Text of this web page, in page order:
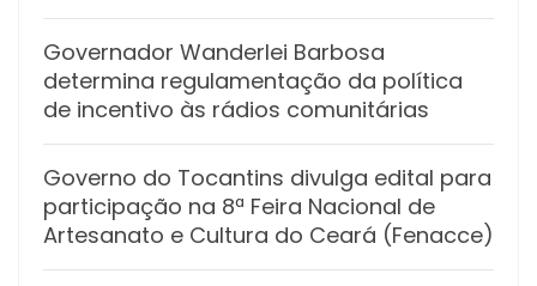
Governador Wanderlei Barbosa
determina regulamentação da política
de incentivo às rádios comunitárias
Governo do Tocantins divulga edital para
participação na 8ª Feira Nacional de
Artesanato e Cultura do Ceará (Fenacce)